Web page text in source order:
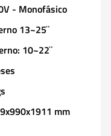
- Monofásico
13~25¨
10~22¨
mm